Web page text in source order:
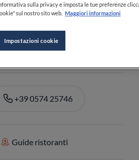
POItalia
19:30-22:30 VEDI ORARI
+39 0574 25746
Guide ristoranti
sulla privacy e imposta le tue preferenze
sul nostro sito web. Maggiori informazioni
Impostazioni cookie